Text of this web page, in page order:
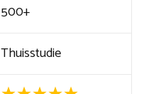
500+
Thuisstudie